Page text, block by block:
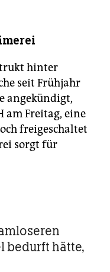
hinter
seit Frühjahr
angekündigt,
am Freitag, eine
freigeschaltet
sorgt für
bedurft hätte,